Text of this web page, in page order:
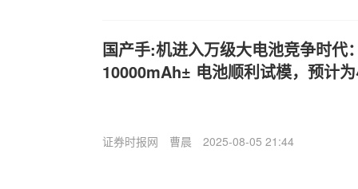
国产手:机进入万级大电池竞争时代
10000mAh± 电池顺利试模，预计
证券时报网 曹晨 2025-08-05 21:44